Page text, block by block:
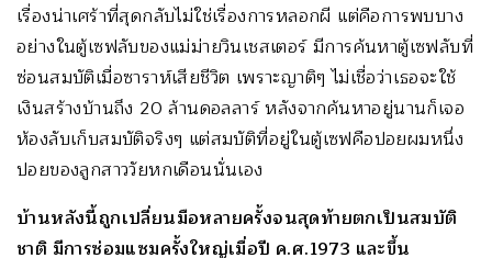
เรื่องน่าเศร้าที่สุดกลับไม่ใช่เรื่องการหลอกผี แต่คือการพบบาง
อย่างในตู้เซฟลับของแม่ม่ายวินเชสเตอร์ มีการค้นหาตู้เซฟลับที่
ซ่อนสมบัติเมื่อซาราห์เสียชีวิต เพราะญาติๆ ไม่เชื่อว่าเธอจะใช้
เงินสร้างบ้านถึง 20 ล้านดอลลาร์ หลังจากค้นหาอยู่นานก็เจอ
ห้องลับเก็บสมบัติจริงๆ แต่สมบัติที่อยู่ในตู้เซฟคือปอยผมหนึ่ง
ปอยของลูกสาววัยหกเดือนนั่นเอง
บ้านหลังนี้ถูกเปลี่ยนมือหลายครั้งจนสุดท้ายตกเป็นสมบัติ
ชาติ มีการซ่อมแซมครั้งใหญ่เมื่อปี ค.ศ.1973 และขึ้น